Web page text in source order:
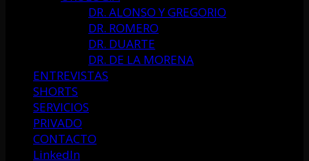
DR. ALONSO Y GREGORIO
DR. ROMERO
DR. DUARTE
DR. DE LA MORENA
ENTREVISTAS
SHORTS
SERVICIOS
PRIVADO
CONTACTO
LinkedIn